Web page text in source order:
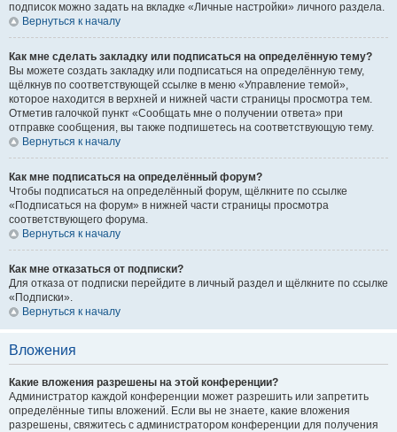
подписок можно задать на вкладке «Личные настройки» личного раздела.
Вернуться к началу
Как мне сделать закладку или подписаться на определённую тему?
Вы можете создать закладку или подписаться на определённую тему,
щёлкнув по соответствующей ссылке в меню «Управление темой»,
которое находится в верхней и нижней части страницы просмотра тем.
Отметив галочкой пункт «Сообщать мне о получении ответа» при
отправке сообщения, вы также подпишетесь на соответствующую тему.
Вернуться к началу
Как мне подписаться на определённый форум?
Чтобы подписаться на определённый форум, щёлкните по ссылке
«Подписаться на форум» в нижней части страницы просмотра
соответствующего форума.
Вернуться к началу
Как мне отказаться от подписки?
Для отказа от подписки перейдите в личный раздел и щёлкните по ссылке
«Подписки».
Вернуться к началу
Вложения
Какие вложения разрешены на этой конференции?
Администратор каждой конференции может разрешить или запретить
определённые типы вложений. Если вы не знаете, какие вложения
разрешены, свяжитесь с администратором конференции для получения